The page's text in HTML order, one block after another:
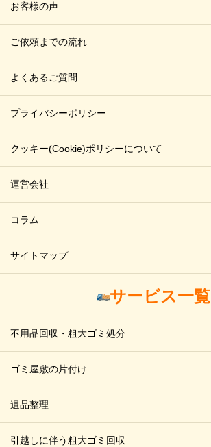
お客様の声
ご依頼までの流れ
よくあるご質問
プライバシーポリシー
クッキー(Cookie)ポリシーについて
運営会社
コラム
サイトマップ
サービス一覧
不用品回収・粗大ゴミ処分
ゴミ屋敷の片付け
遺品整理
引越しに伴う粗大ゴミ回収